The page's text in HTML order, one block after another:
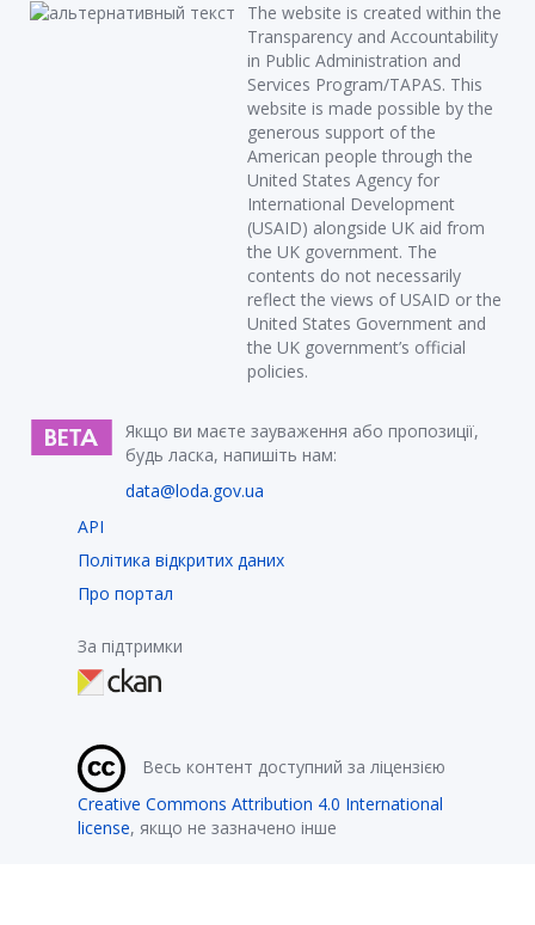
The website is created within the
Transparency and Accountability
in Public Administration and
Services Program/TAPAS. This
website is made possible by the
generous support of the
American people through the
United States Agency for
International Development
(USAID) alongside UK aid from
the UK government. The
contents do not necessarily
reflect the views of USAID or the
United States Government and
the UK government’s official
policies.
Якщо ви маєте зауваження або пропозиції,
будь ласка, напишіть нам:
data@loda.gov.ua
API
Політика відкритих даних
Про портал
За підтримки
Весь контент доступний за ліцензією
Creative Commons Attribution 4.0 International
license, якщо не зазначено інше